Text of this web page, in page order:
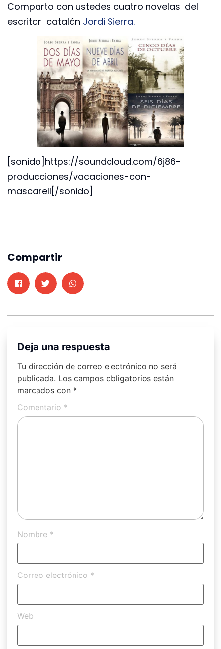
Comparto con ustedes cuatro novelas del
escritor catalán Jordi Sierra.
[sonido]https://soundcloud.com/6j86-
producciones/vacaciones-con-
mascarell[/sonido]
Compartir
Deja una respuesta
Tu dirección de correo electrónico no será
publicada. Los campos obligatorios están
marcados con *
Comentario *
Nombre *
Correo electrónico *
Web